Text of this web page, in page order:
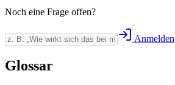
Noch eine Frage offen?
Anmelden
Glossar